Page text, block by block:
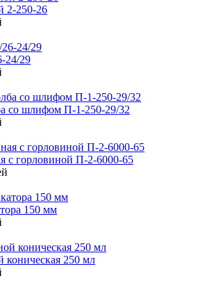
2-250-26
24/29
со шлифом П-1-250-29/32
с горловиной П-2-6000-65
150 мм
коническая 250 мл